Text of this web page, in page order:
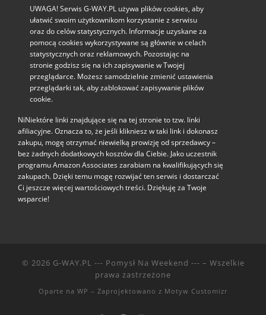
UWAGA! Serwis G-WAY.PL używa plików cookies, aby
ułatwić swoim użytkownikom korzystanie z serwisu
oraz do celów statystycznych. Informacje uzyskane za
pomocą cookies wykorzystywane są głównie w celach
statystycznych oraz reklamowych. Pozostając na
stronie godzisz się na ich zapisywanie w Twojej
przeglądarce. Możesz samodzielnie zmienić ustawienia
przeglądarki tak, aby zablokować zapisywanie plików
cookie.
NiNiektóre linki znajdujące się na tej stronie to tzw. linki
afiliacyjne. Oznacza to, że jeśli klikniesz w taki link i dokonasz
zakupu, mogę otrzymać niewielką prowizję od sprzedawcy –
bez żadnych dodatkowych kosztów dla Ciebie. Jako uczestnik
programu Amazon Associates zarabiam na kwalifikujących się
zakupach. Dzięki temu mogę rozwijać ten serwis i dostarczać
Ci jeszcze więcej wartościowych treści. Dziękuję za Twoje
wsparcie!
© 2026 G-WAY.PL --- Pomysł Na Weekend --- – Wszelkie
prawa zastrzeżone
Oparte na WP – Zaprojektowano z Motyw Customizr